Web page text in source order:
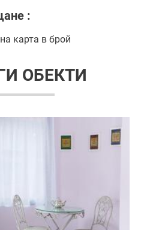
:
карта в брой
ОБЕКТИ